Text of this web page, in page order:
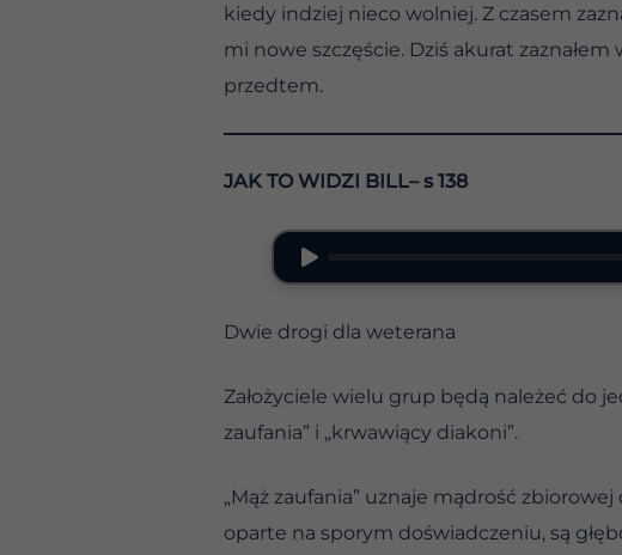
kiedy indziej nieco wolniej. Z czasem
mi nowe szczęście. Dziś akurat
przedtem.
JAK TO WIDZI BILL– s 138
Dwie drogi dla weterana
Założyciele wielu grup będą należeć do
zaufania” i „krwawiący diakoni”.
„Mąż zaufania” uznaje mądrość
oparte na sporym doświadczeniu, są